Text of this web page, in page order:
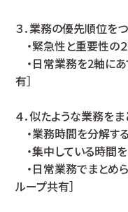
３．業務の優先順位を
・緊急性と重要性の
・日常業務を2軸に
有］
４．似たような業務を
・業務時間を分解す
・集中している時間
・日常業務でまとめ
ループ共有］